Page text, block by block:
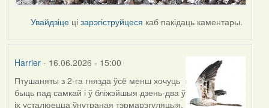
Увайдзіце цізарэгіструйцеся каб пакідаць каментары.
Harrier- 16.06.2026 - 15:00
Птушаняты з 2-га гнязда ўсё менш хочуць
быць пад самкай і ў бліжэйшыя дзень-два ў
іх усталюецца ўнутраная тэрмарэгуляцыя.